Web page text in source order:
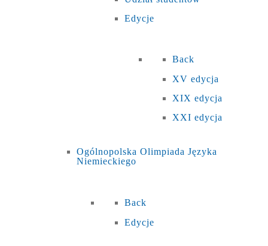
Edycje
Back
XV edycja
XIX edycja
XXI edycja
Ogólnopolska Olimpiada Języka
Niemieckiego
Back
Edycje